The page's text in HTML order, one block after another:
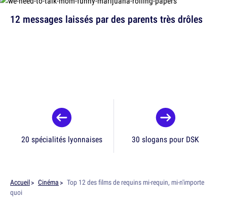
12 messages laissés par des parents très drôles
20 spécialités lyonnaises 30 slogans pour DSK
Accueil Cinéma
Top 12 des films de requins mi-requin, mi-n'importe
quoi